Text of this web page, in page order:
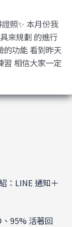
照✨ 本月份我
來規劃 的進行
的功能 看到昨天
習 相信大家一定
：LINE 通知＋
、95% 活著回